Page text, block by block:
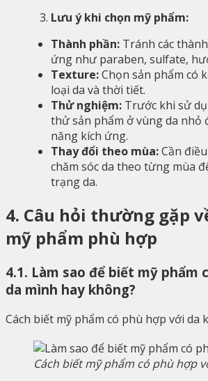
Lưu ý khi chọn mỹ phẩm:
Thành phần: Tránh các
ứng như paraben, sulfate,
Texture:Chọn sản phẩm có
loại da và thời tiết.
Thử nghiệm: Trước khi sử
thử sản phẩm ở vùng da nhỏ
năng kích ứng.
Thay đổi theo mùa:Cần
chăm sóc da theo từng mùa
trạng da.
4. Câu hỏi thường gặp
mỹ phẩm phù hợp
4.1. Làm sao để biết mỹ phẩm
da mình hay không?
Cách biết mỹ phẩm có phù hợp với da
Cách biết mỹ phẩm có phù hợp